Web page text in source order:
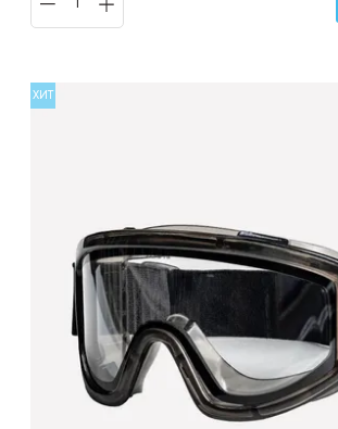
ХИТ